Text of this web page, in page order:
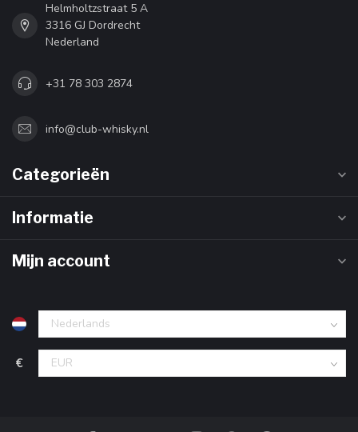
Helmholtzstraat 5 A
3316 GJ Dordrecht
Nederland
+31 78 303 2874
info@club-whisky.nl
Categorieën
Informatie
Mijn account
€